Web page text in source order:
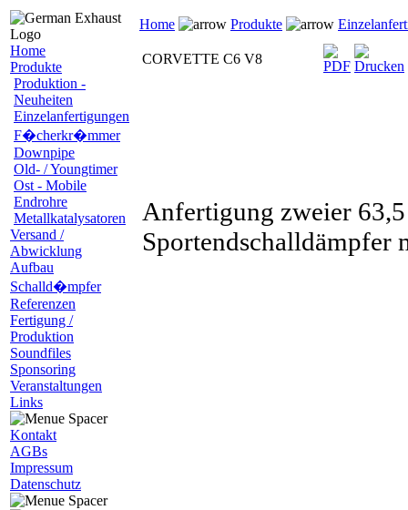
Home
Produkte
Produktion -
Neuheiten
Einzelanfertigungen
F�cherkr�mmer
Downpipe
Old- / Youngtimer
Ost - Mobile
Endrohre
Metallkatalysatoren
Versand /
Abwicklung
Aufbau
Schalld�mpfer
Referenzen
Fertigung /
Produktion
Soundfiles
Sponsoring
Veranstaltungen
Links
Kontakt
AGBs
Impressum
Datenschutz
Home Produkte
CORVETTE C6 V8
Anfertigung zweier
Sportendschalldämpfer